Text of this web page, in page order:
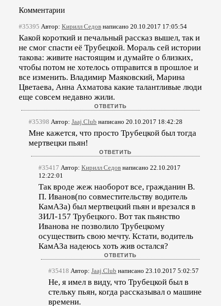
Комментарии
#35395 Автор: Кирилл Седов написано 20.10.2017 17:05:54
Какой короткий и печальный рассказ вышел, так и
не смог спасти её Трубецкой. Мораль сей истории
такова: живите настоящим и думайте о близких,
чтобы потом не хотелось отправится в прошлое и
все изменить. Владимир Маяковский, Марина
Цветаева, Анна Ахматова какие талантливые люди
еще совсем недавно жили.
#35398 Автор: Jaaj.Club написано 20.10.2017 18:42:28
Мне кажется, что просто Трубецкой был тогда
мертвецки пьян!
#35417 Автор: Кирилл Седов написано 22.10.2017
12:22:01
Так вроде жеж наоборот все, гражданин В.
П. Иванов(по совместительству водитель
КамАЗа) был мертвецкий пьян и врезался в
ЗИЛ-157 Трубецкого. Вот так пьянство
Иванова не позволило Трубецкому
осуществить свою мечту. Кстати, водитель
КамАЗа надеюсь хоть жив остался?
#35418 Автор: Jaaj.Club написано 23.10.2017 5:02:57
Не, я имел в виду, что Трубецкой был в
стельку пьян, когда рассказывал о машине
времени.